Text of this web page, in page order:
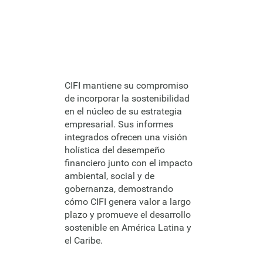
CIFI mantiene su compromiso
de incorporar la sostenibilidad
en el núcleo de su estrategia
empresarial. Sus informes
integrados ofrecen una visión
holística del desempeño
financiero junto con el impacto
ambiental, social y de
gobernanza, demostrando
cómo CIFI genera valor a largo
plazo y promueve el desarrollo
sostenible en América Latina y
el Caribe.